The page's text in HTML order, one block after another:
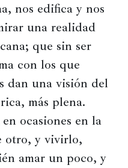
nos edifica y nos
una realidad
que sin ser
con los que
dan una visión del
más plena.
ocasiones en la
otro, y vivirlo,
amar un poco, y